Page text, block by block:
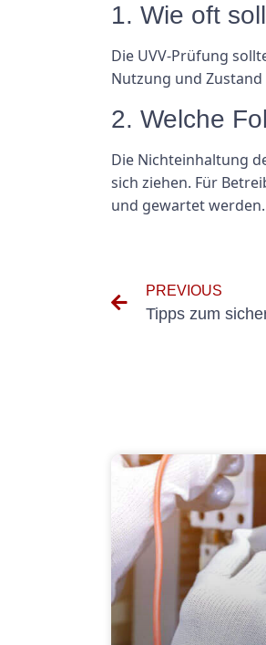
1. Wie oft
Die UVV-Prüfung
Nutzung und
2. Welche
Die Nichteinhaltung
sich ziehen. Für
und gewartet werden.
PREVIOUS
Tipps zum